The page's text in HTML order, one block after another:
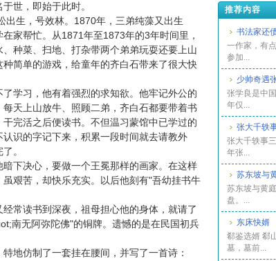
世，即始于此时。
生，号效林。1870年，三弟纯藻又出生
家帮忙。从1871年至1873年的3年时间里，
种菜、扫地、打杂带两个弟弟玩耍还要上山
简单的游戏，给童年的齐白石带来了很大快
习，他有着强烈的求知欲。他牢记外公的
天上山放牛、照顾二弟，齐白石都要带着书
完活之后便读书。不但温习蒙馆中已学过的
识的字记下来，积累一段时间就去请教外
。
下决心，要做一个王冕那样的画家。在这样
艰苦，却快乐充实。以后他刻有"吾幼挂书牛
读书到深夜，祖母担心他的身体，就请了
南无阿弥陀佛"的铜牌。遗憾的是在民国初兵
仿制了一套挂在腰间，并写了一首诗：
推荐内容
书法家还
一作家，有
参加...
少帅奇遇
张学良是中
年仅...
张大千轶
张大千轶事
年张...
苏东坡与
苏东坡与黄
盘。...
东床快婿
郗鉴选婿 郗
墓，墓前...